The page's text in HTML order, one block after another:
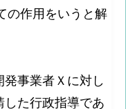
の作用をいうと解
事業者Ｘに対し
した行政指導であ